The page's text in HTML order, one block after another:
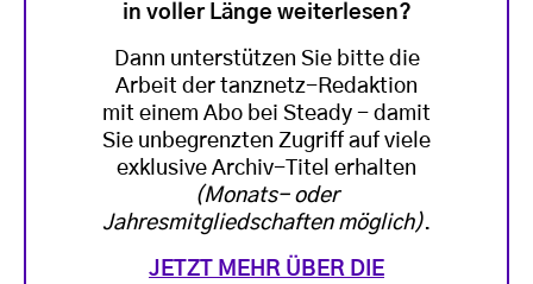
in voller Länge weiterlesen?
Dann unterstützen Sie bitte die
Arbeit der tanznetz-Redaktion
mit einem Abo bei Steady - damit
Sie unbegrenzten Zugriff auf viele
exklusive Archiv-Titel erhalten
(Monats- oder
Jahresmitgliedschaften möglich).
JETZT MEHR ÜBER DIE